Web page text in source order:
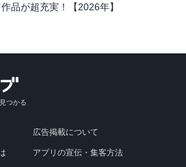
品が超充実！【2026年】
つかる
広告掲載について
アプリの宣伝・集客方法